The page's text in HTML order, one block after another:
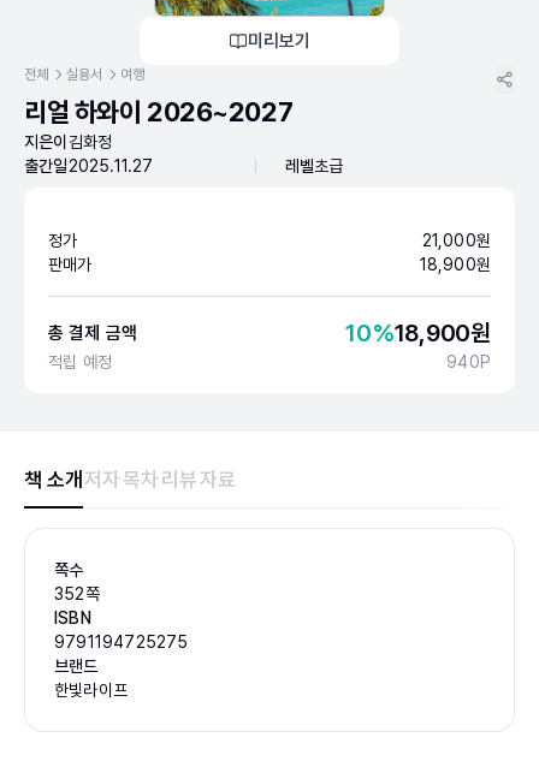
미리보기
전체 실용서 여행
리얼 하와이 2026~2027
지은이 김화정
출간일2025.11.27 레벨초급
정가 21,000원
판매가
18,900원
총 결제 금액 10%18,900원
적립 예정 940P
책 소개 저자목차 리뷰 자료
쪽수
352쪽
ISBN
9791194725275
브랜드
한빛라이프